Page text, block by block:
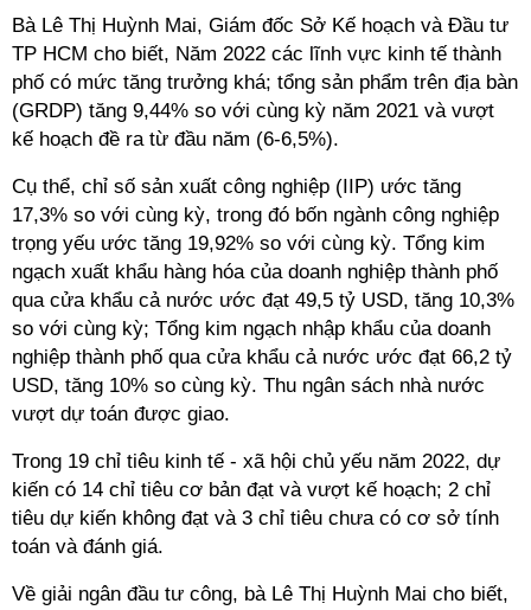
Bà Lê Thị Huỳnh Mai, Giám đốc Sở Kế hoạch và Đầu tư
TP HCM cho biết, Năm 2022 các lĩnh vực kinh tế thành
phố có mức tăng trưởng khá; tổng sản phẩm trên địa bàn
(GRDP) tăng 9,44% so với cùng kỳ năm 2021 và vượt
kế hoạch đề ra từ đầu năm (6-6,5%).
Cụ thể, chỉ số sản xuất công nghiệp (IIP) ước tăng
17,3% so với cùng kỳ, trong đó bốn ngành công nghiệp
trọng yếu ước tăng 19,92% so với cùng kỳ. Tổng kim
ngạch xuất khẩu hàng hóa của doanh nghiệp thành phố
qua cửa khẩu cả nước ước đạt 49,5 tỷ USD, tăng 10,3%
so với cùng kỳ; Tổng kim ngạch nhập khẩu của doanh
nghiệp thành phố qua cửa khẩu cả nước ước đạt 66,2 tỷ
USD, tăng 10% so cùng kỳ. Thu ngân sách nhà nước
vượt dự toán được giao.
Trong 19 chỉ tiêu kinh tế - xã hội chủ yếu năm 2022, dự
kiến có 14 chỉ tiêu cơ bản đạt và vượt kế hoạch; 2 chỉ
tiêu dự kiến không đạt và 3 chỉ tiêu chưa có cơ sở tính
toán và đánh giá.
Về giải ngân đầu tư công, bà Lê Thị Huỳnh Mai cho biết,